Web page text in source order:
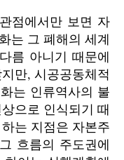
점에서만 보면 자
는 그 폐해의 세계
름 아니기 때문에
만, 시공공동체적
는 인류역사의 불
으로 인식되기 때
는 지점은 자본주
흐름의 주도권에